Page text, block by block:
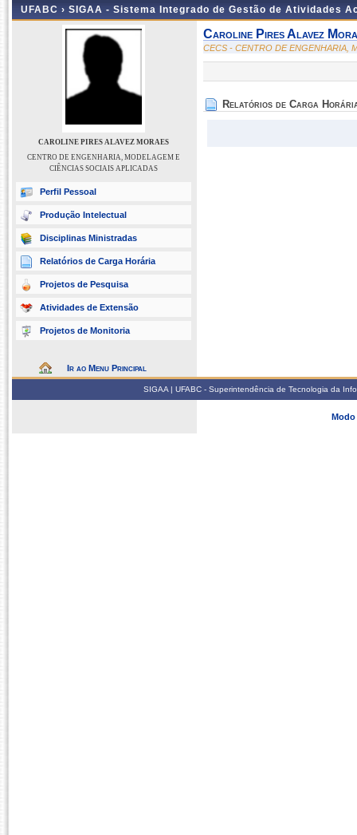
UFABC › SIGAA - Sistema Integrado de Gestão de Atividades
CAROLINE PIRES ALAVEZ MORAES
CENTRO DE ENGENHARIA, MODELAGEM E
CIÊNCIAS SOCIAIS APLICADAS
Perfil Pessoal
Produção Intelectual
Disciplinas Ministradas
Relatórios de Carga Horária
Projetos de Pesquisa
Atividades de Extensão
Projetos de Monitoria
Ir ao Menu Principal
Caroline Pires Alavez
CECS - CENTRO DE ENGENHARIA,
Relatórios de Carga
SIGAA | UFABC - Superintendência de Tecnologia da
Modo